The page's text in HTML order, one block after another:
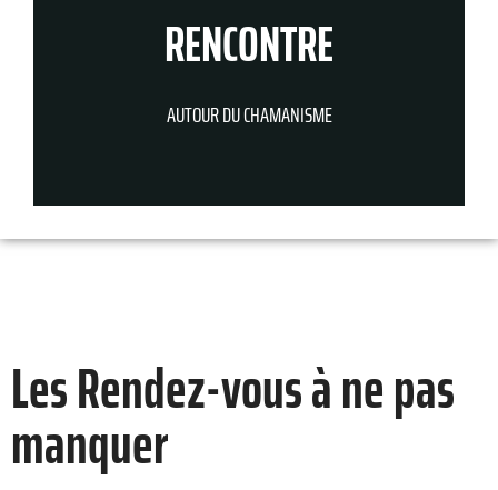
RENCONTRE
AUTOUR DU CHAMANISME
Les Rendez-vous à ne pas
manquer